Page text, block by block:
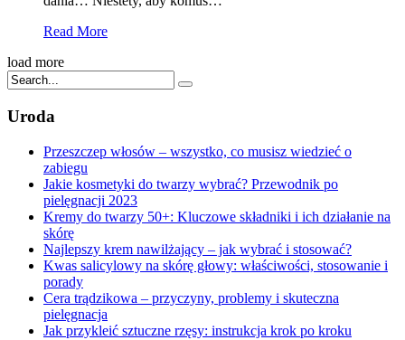
Read More
load more
Uroda
Przeszczep włosów – wszystko, co musisz wiedzieć o
zabiegu
Jakie kosmetyki do twarzy wybrać? Przewodnik po
pielęgnacji 2023
Kremy do twarzy 50+: Kluczowe składniki i ich działanie na
skórę
Najlepszy krem nawilżający – jak wybrać i stosować?
Kwas salicylowy na skórę głowy: właściwości, stosowanie i
porady
Cera trądzikowa – przyczyny, problemy i skuteczna
pielęgnacja
Jak przykleić sztuczne rzęsy: instrukcja krok po kroku